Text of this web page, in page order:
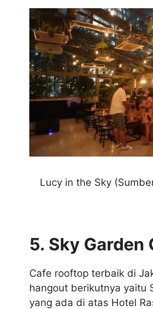
Lucy in the Sky
5. Sky Garden
Cafe rooftop terbaik di
hangout berikutnya yaitu
yang ada di atas Hotel